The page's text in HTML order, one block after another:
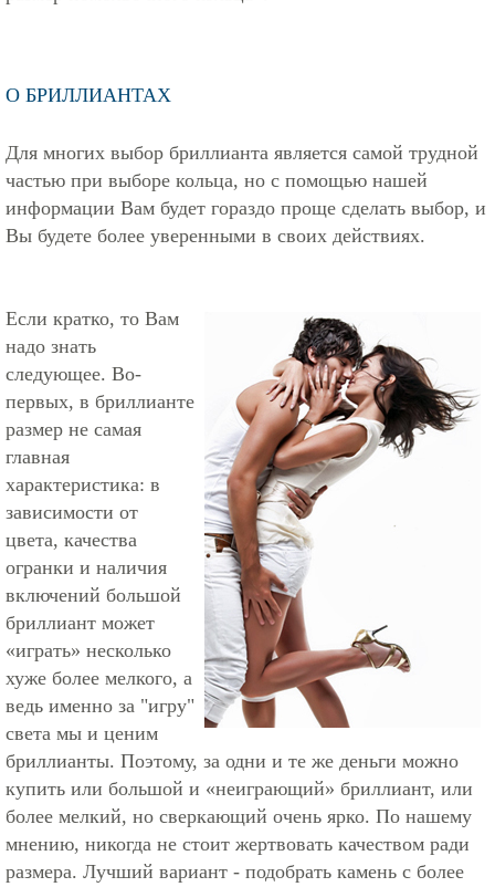
О БРИЛЛИАНТАХ
Для многих выбор бриллианта является самой трудной
частью при выборе кольца, но с помощью нашей
информации Вам будет гораздо проще сделать выбор, и
Вы будете более уверенными в своих действиях.
Если кратко, то Вам
надо знать
следующее. Во-
первых, в бриллианте
размер не самая
главная
характеристика: в
зависимости от
цвета, качества
огранки и наличия
включений большой
бриллиант может
«играть» несколько
хуже более мелкого, а
ведь именно за "игру"
света мы и ценим
бриллианты. Поэтому, за одни и те же деньги можно
купить или большой и «неиграющий» бриллиант, или
более мелкий, но сверкающий очень ярко. По нашему
мнению, никогда не стоит жертвовать качеством ради
размера. Лучший вариант - подобрать камень с более